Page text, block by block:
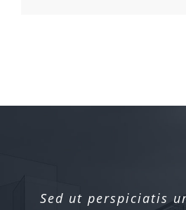
Sed ut perspiciatis
Sed ut perspiciatis